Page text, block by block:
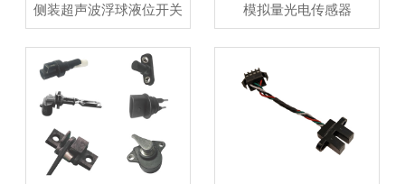
侧装超声波浮球液位开关 模拟量光电传感器